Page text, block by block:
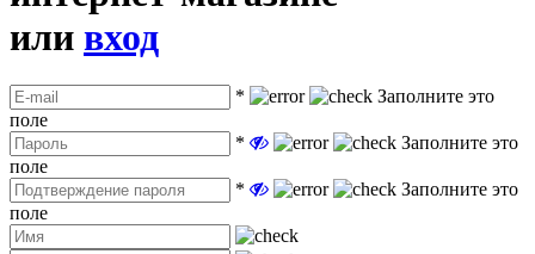
или вход
*
Заполните это
поле
*
Заполните это
поле
*
Заполните это
поле